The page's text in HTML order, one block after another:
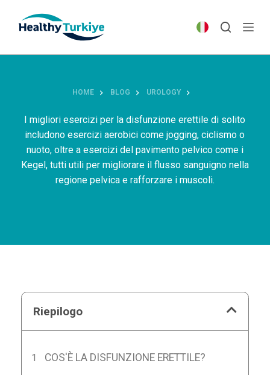
p
HOME BLOG UROLOGY
I migliori esercizi per la disfunzione erettile di solito
includono esercizi aerobici come jogging, ciclismo o
nuoto, oltre a esercizi del pavimento pelvico come i
Kegel, tutti utili per migliorare il flusso sanguigno nella
regione pelvica e rafforzare i muscoli.
Riepilogo
COS'È LA DISFUNZIONE ERETTILE?